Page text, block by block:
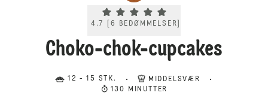
Current rating 4.7. Click to rate.
4.7 6 BEDØMMELSER
Choko-chok-cupcakes
12 - 15 STK.
MIDDELSVÆR
130 MINUTTER